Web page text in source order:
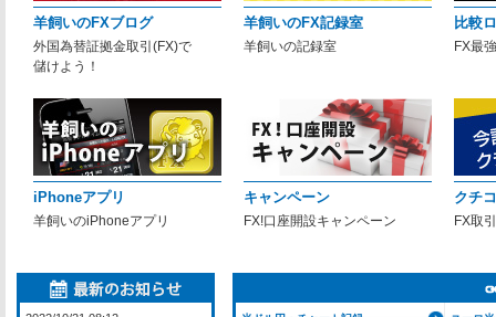
羊飼いのFXブログ
外国為替証拠金取引(FX)で
儲けよう！
羊飼いのFX記録室
羊飼いの記録室
比較
FX最
iPhoneアプリ
羊飼いのiPhoneアプリ
キャンペーン
FX!口座開設キャンペーン
クチ
FX取